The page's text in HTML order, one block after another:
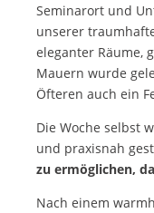
Seminarort und
unserer
eleganter Räume,
Mauern wurde
Öfteren auch ein
Die Woche selbst
und praxisnah
zu ermöglichen,
Nach einem